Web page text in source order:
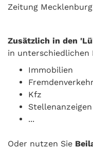
Zeitung
Zusätzlich in den
in unterschiedlichen
Immobilien
Fremdenverkehr
Kfz
Stellenanzeigen
...
Oder nutzen Sie